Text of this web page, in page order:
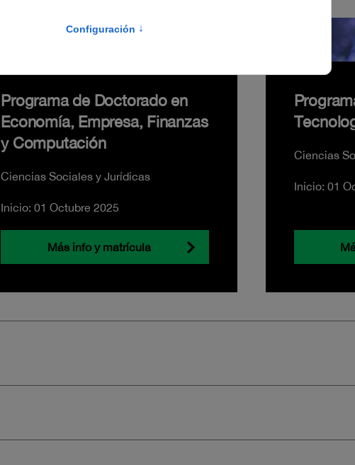
Programa de Doctorado en
Economía, Empresa, Finanzas
y Computación
Ciencias Sociales y Jurídicas
Inicio: 01 Octubre 2025
Más info y matrícula
Ciencias
Inicio: 01